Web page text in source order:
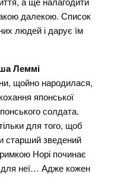
далекою. Список
людей і дарує їм
Леммі
щойно народилася,
японської
солдата.
для того, щоб
старший зведений
Норі починає
для неї… Адже кожен